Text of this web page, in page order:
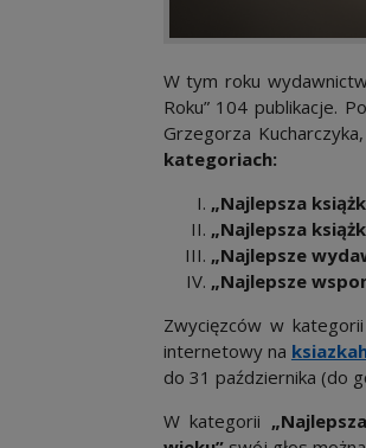
W tym roku
Roku” 104 publikacje.
Grzegorza
kategoriach:
„Najlepsza
„Najlepsza
„Najlepsze
„Najlepsze
Zwycięzców w
internetowy na
do 31 października (do
W kategorii